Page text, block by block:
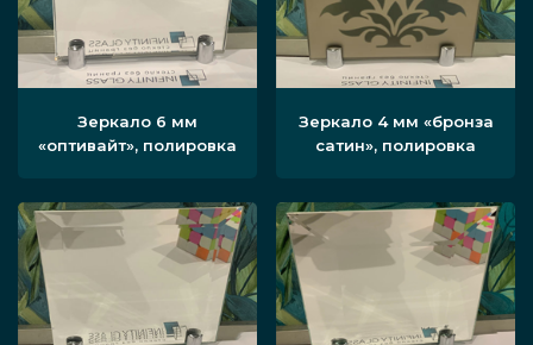
Зеркало 6 мм
«оптивайт», полировка
Зеркало 4 мм «бронза
сатин», полировка